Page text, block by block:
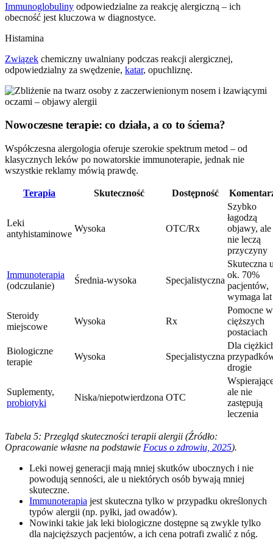
Immunoglobuliny odpowiedzialne za reakcję alergiczną – ich
obecność jest kluczowa w diagnostyce.
Histamina
Związek chemiczny uwalniany podczas reakcji alergicznej,
odpowiedzialny za swędzenie, katar, opuchliznę.
Nowoczesne terapie: co działa, a co to ściema?
Współczesna alergologia oferuje szerokie spektrum metod – od
klasycznych leków po nowatorskie immunoterapie, jednak nie
wszystkie reklamy mówią prawdę.
Terapia Skuteczność Dostępność
Leki
antyhistaminowe
Wysoka OTC/Rx
Szybko
łagodzą
objawy, ale
nie leczą
przyczyny
Immunoterapia
(odczulanie)
Średnia-wysoka Specjalistyczna
Skuteczna
ok. 70%
pacjentów,
wymaga lat
Steroidy
miejscowe
Wysoka Rx
Pomocne w
cięższych
postaciach
Biologiczne
terapie
Wysoka Specjalistyczna
Dla
drogie
Suplementy,
probiotyki
Niska/niepotwierdzona OTC
ale nie
zastępują
leczenia
Tabela 5: Przegląd skuteczności terapii alergii (Źródło:
Opracowanie własne na podstawie Focus o zdrowiu, 2025).
Leki nowej generacji mają mniej skutków ubocznych i nie
powodują senności, ale u niektórych osób bywają mniej
skuteczne.
Immunoterapia jest skuteczna tylko w przypadku określonych
typów alergii (np. pyłki, jad owadów).
Nowinki takie jak leki biologiczne dostępne są zwykle tylko
dla najcięższych pacjentów, a ich cena potrafi zwalić z nóg.